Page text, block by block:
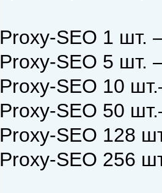
Proxy-SEO 1 шт.
Proxy-SEO 5 шт.
Proxy-SEO 10
Proxy-SEO 50
Proxy-SEO 128
Proxy-SEO 256